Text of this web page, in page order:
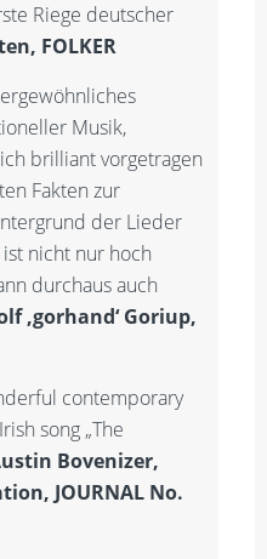
Riege deutscher
FOLKER
Musik,
brilliant vorgetragen
Fakten zur
der Lieder
nicht nur hoch
durchaus auch
‚gorhand‘ Goriup,
contemporary
song „The
Bovenizer,
JOURNAL No.